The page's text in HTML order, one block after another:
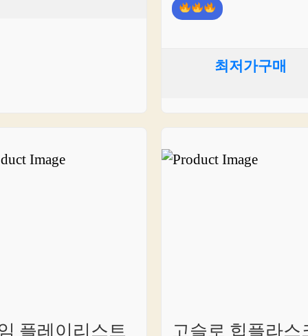
최저가구매
플레이리스트
고슬로 힙플라스